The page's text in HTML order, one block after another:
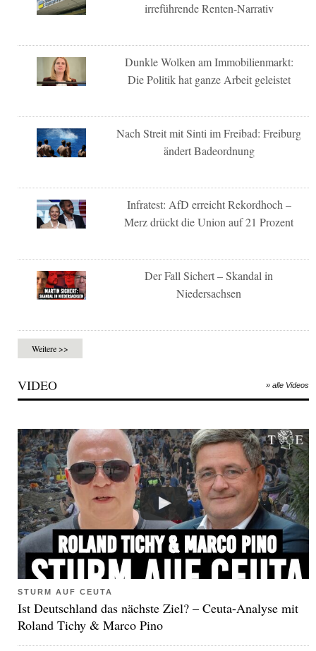
irreführende Renten-Narrativ
Dunkle Wolken am Immobilienmarkt:
Die Politik hat ganze Arbeit geleistet
Nach Streit mit Sinti im Freibad: Freiburg
ändert Badeordnung
Infratest: AfD erreicht Rekordhoch –
Merz drückt die Union auf 21 Prozent
Der Fall Sichert – Skandal in
Niedersachsen
Weitere >>
VIDEO » alle Videos
STURM AUF CEUTA
Ist Deutschland das nächste Ziel? – Ceuta-Analyse mit
Roland Tichy & Marco Pino